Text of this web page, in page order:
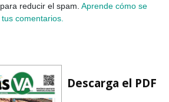
reducir el spam. Aprende cómo se
comentarios.
Descarga el PDF